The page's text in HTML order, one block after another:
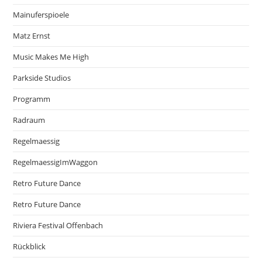
Mainuferspioele
Matz Ernst
Music Makes Me High
Parkside Studios
Programm
Radraum
Regelmaessig
RegelmaessigImWaggon
Retro Future Dance
Retro Future Dance
Riviera Festival Offenbach
Rückblick